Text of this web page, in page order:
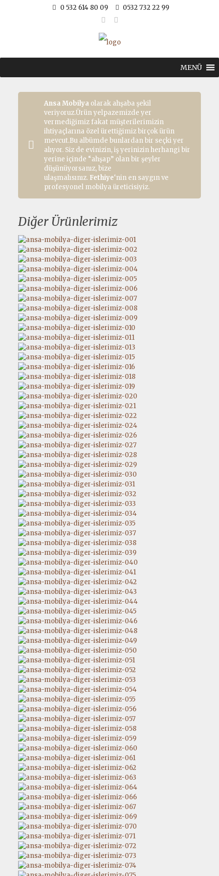
0 532 614 80 09 0532 732 22 99
MENÜ
Ansa Mobilya olarak ahşaba şekil
veriyoruz.Ürün yelpazemizde yer
vermediğimiz fakat müşterilerimizin
ihtiyaçlarına özel ürettiğimiz birçok ürün
mevcut.Bu albümde bunlardan bir seçki yer
alıyor. Siz de evinizin, iş yerinizin herhangi bir
yerine içinde “ahşap” olan bir şeyler
düşünüyorsanız, bize
ulaşmalısınız. Fethiye‘nin en saygın ve
profesyonel mobilya üreticisiyiz.
Diğer Ürünlerimiz